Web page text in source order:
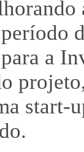
a
start-